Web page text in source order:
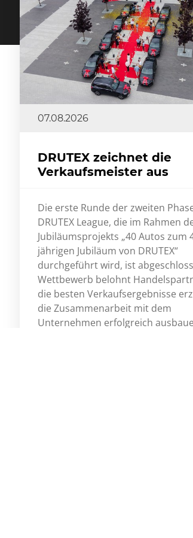
07.08.2026
DRUTEX zeichnet die
Verkaufsmeister aus
Die erste Runde der zweiten
DRUTEX League, die im Rahmen
Jubiläumsprojekts „40 Autos zum
jährigen Jubiläum von DRUTEX“
durchgeführt wird, ist
Wettbewerb belohnt
die besten Verkaufsergebnisse
die Zusammenarbeit mit dem
Unternehmen erfolgreich